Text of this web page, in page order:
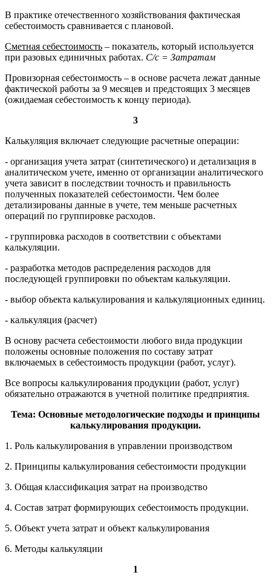
В практике отечественного хозяйствования фактическая
себестоимость сравнивается с плановой.
Сметная себестоимость – показатель, который используется
при разовых единичных работах. С/с = Затратам
Провизорная себестоимость – в основе расчета лежат данные
фактической работы за 9 месяцев и предстоящих 3 месяцев
(ожидаемая себестоимость к концу периода).
3
Калькуляция включает следующие расчетные операции:
- организация учета затрат (синтетического) и детализация в
аналитическом учете, именно от организации аналитического
учета зависит в последствии точность и правильность
полученных показателей себестоимости. Чем более
детализированы данные в учете, тем меньше расчетных
операций по группировке расходов.
- группировка расходов в соответствии с объектами
калькуляции.
- разработка методов распределения расходов для
последующей группировки по объектам калькуляции.
- выбор объекта калькулирования и калькуляционных единиц.
- калькуляция (расчет)
В основу расчета себестоимости любого вида продукции
положены основные положения по составу затрат
включаемых в себестоимость продукции (работ, услуг).
Все вопросы калькулирования продукции (работ, услуг)
обязательно отражаются в учетной политике предприятия.
Тема: Основные методологические подходы и принципы
калькулирования продукции.
1. Роль калькулирования в управлении производством
2. Принципы калькулирования себестоимости продукции
3. Общая классификация затрат на производство
4. Состав затрат формирующих себестоимость продукции.
5. Объект учета затрат и объект калькулирования
6. Методы калькуляции
1